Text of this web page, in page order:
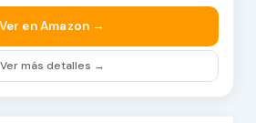
Ver en Amazon →
Ver más detalles →